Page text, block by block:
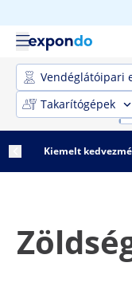
Vendéglátóipari
Takarítógépek
Kiemelt